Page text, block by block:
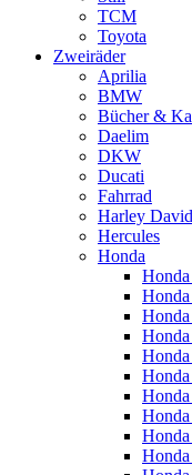
TCM
Toyota
Zweiräder
Aprilia
BMW
Bücher &
Daelim
DKW
Ducati
Fahrrad
Harley
Hercules
Honda